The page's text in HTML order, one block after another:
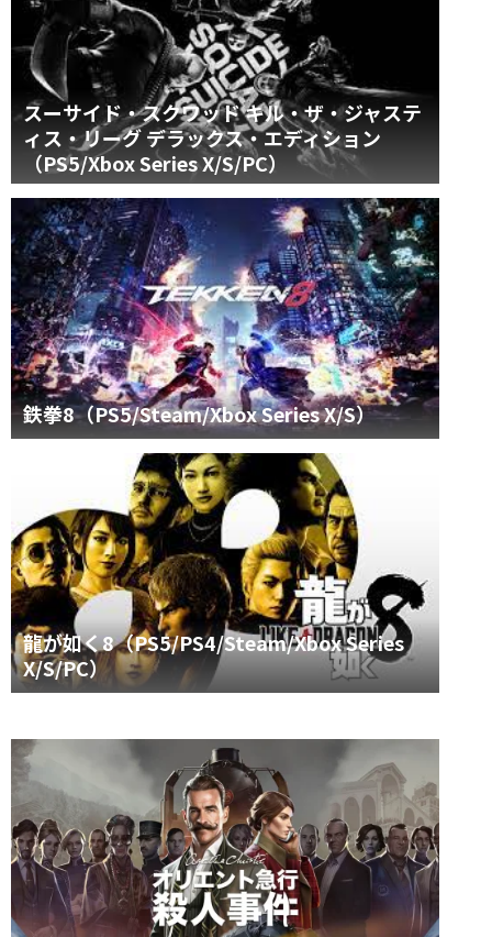
スーサイド・スクワッド キル・ザ・ジャステ
ィス・リーグ デラックス・エディション
（PS5/Xbox Series X/S/PC）
鉄拳8（PS5/Steam/Xbox Series X/S）
龍が如く8（PS5/PS4/Steam/Xbox Series
X/S/PC）